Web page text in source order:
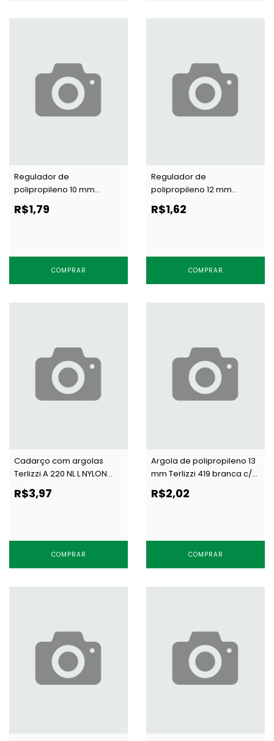
Regulador de
polipropileno 10 mm
Terlizzi 1100 preto c/ 100 un
R$1,79
COMPRAR
Regulador de
polipropileno 12 mm
Terlizzi 1112 preto c/ 100 un
R$1,62
COMPRAR
Cadarço com argolas
Terlizzi A 220 NL L NYLON
branco/niq por metro
R$3,97
COMPRAR
Argola de polipropileno 13
mm Terlizzi 419 branca c/
100 un
R$2,02
COMPRAR